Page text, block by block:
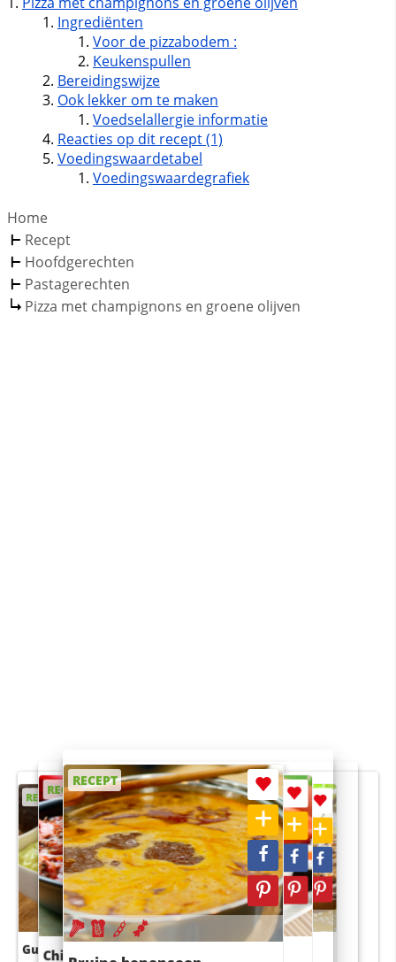
Ingrediënten
Voor de pizzabodem :
Keukenspullen
Bereidingswijze
Ook lekker om te maken
Voedselallergie informatie
Reacties op dit recept (1)
Voedingswaardetabel
Voedingswaardegrafiek
Home
Recept
Hoofdgerechten
Pastagerechten
Pizza met champignons en groene olijven
RECEPT
Guacamole
RECEPT
Chili con carne
RECEPT
RECEPT
Sushi rijstsalade
RECEPT